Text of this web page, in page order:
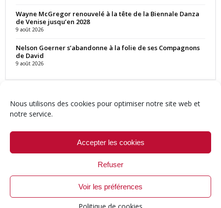
Nous utilisons des cookies pour optimiser notre site web et
notre service.
Accepter les cookies
Refuser
Voir les préférences
Wayne McGregor renouvelé à la tête de la Biennale Danza
de Venise jusqu’en 2028
9 août 2026
Nelson Goerner s’abandonne à la folie de ses Compagnons
de David
9 août 2026
© 1999-2026 ResMusica.net Tous droits réservés.